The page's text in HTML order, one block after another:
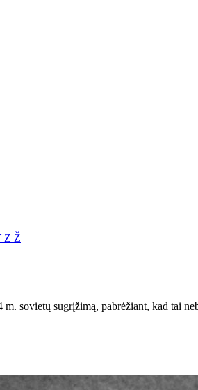
Z Ž
sovietų sugrįžimą, pabrėžiant, kad tai